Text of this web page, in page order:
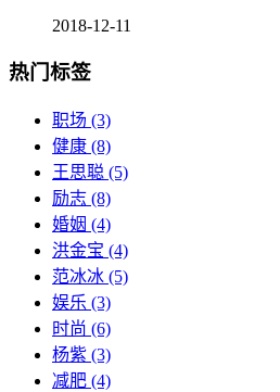
2018-12-11
热门标签
职场 (3)
健康 (8)
王思聪 (5)
励志 (8)
婚姻 (4)
洪金宝 (4)
范冰冰 (5)
娱乐 (3)
时尚 (6)
杨紫 (3)
减肥 (4)